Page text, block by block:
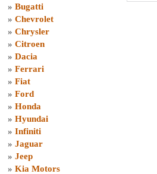
» Bugatti
» Chevrolet
» Chrysler
» Citroen
» Dacia
» Ferrari
» Fiat
» Ford
» Honda
» Hyundai
» Infiniti
» Jaguar
» Jeep
» Kia Motors